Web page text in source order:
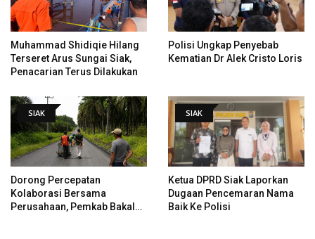
Muhammad Shidiqie Hilang
Terseret Arus Sungai Siak,
Penacarian Terus Dilakukan
Polisi Ungkap Penyebab
Kematian Dr Alek Cristo Loris
SIAK
Dorong Percepatan
Kolaborasi Bersama
Perusahaan, Pemkab Bakal
SIAK
Ketua DPRD Siak Laporkan
Dugaan Pencemaran Nama
Baik Ke Polisi